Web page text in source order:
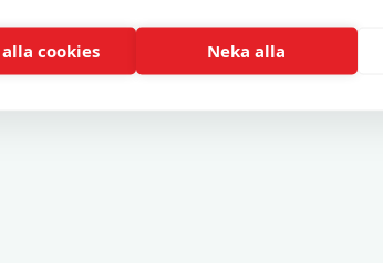
cookies Neka alla
och cirka 100 andra exklusiva och